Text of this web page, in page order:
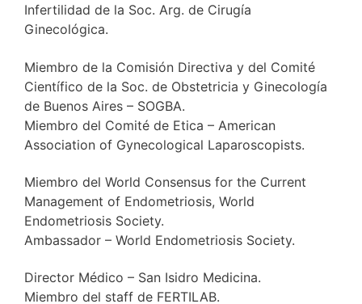
Infertilidad de la Soc. Arg. de Cirugía
Ginecológica.
Miembro de la Comisión Directiva y del Comité
Científico de la Soc. de Obstetricia y Ginecología
de Buenos Aires – SOGBA.
Miembro del Comité de Etica – American
Association of Gynecological Laparoscopists.
Miembro del World Consensus for the Current
Management of Endometriosis, World
Endometriosis Society.
Ambassador – World Endometriosis Society.
Director Médico – San Isidro Medicina.
Miembro del staff de FERTILAB.